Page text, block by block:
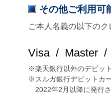
その他ご利用可
ご本人名義の以下のク
Visa / Master /
※楽天銀行以外のデビッ
※スルガ銀行デビットカ
2022年2月以降に発行